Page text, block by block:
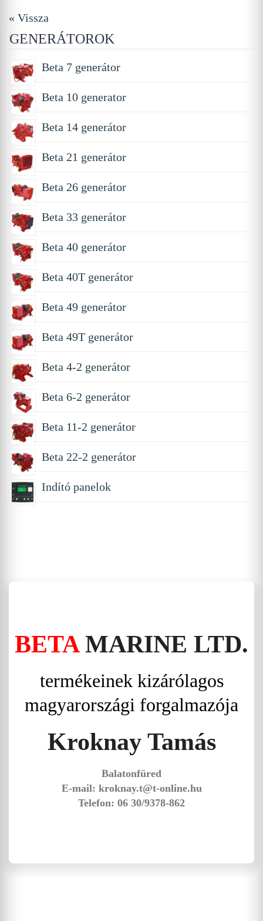
« Vissza
GENERÁTOROK
Beta 7 generátor
Beta 10 generator
Beta 14 generátor
Beta 21 generátor
Beta 26 generátor
Beta 33 generátor
Beta 40 generátor
Beta 40T generátor
Beta 49 generátor
Beta 49T generátor
Beta 4-2 generátor
Beta 6-2 generátor
Beta 11-2 generátor
Beta 22-2 generátor
Indító panelok
BETAMARINE LTD.
termékeinek kizárólagos
magyarországi forgalmazója
Kroknay Tamás
Balatonfüred
E-mail: kroknay.t@t-online.hu
Telefon: 06 30/9378-862